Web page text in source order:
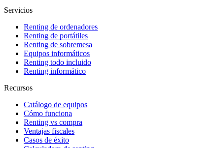
Servicios
Renting de ordenadores
Renting de portátiles
Renting de sobremesa
Equipos informáticos
Renting todo incluido
Renting informático
Recursos
Catálogo de equipos
Cómo funciona
Renting vs compra
Ventajas fiscales
Casos de éxito